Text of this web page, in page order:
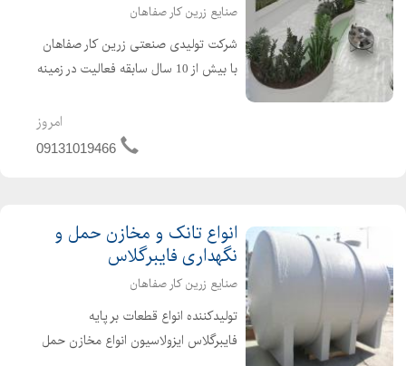
صنایع زرین کار صفاهان
شرکت تولیدی صنعتی زرین کار صفاهان
با بیش از 10 سال سابقه فعالیت در زمینه
صورت رسمی با شماره ثبت 24912 در
اصفهان به ثبت رسیده است و با بهره
امروز
09131019466
انواع تانک و مخازن حمل و
نگهداری فایبرگلاس
صنایع زرین کار صفاهان
تولیدکننده انواع قطعات بر پایه
فایبرگلاس ایزولاسیون انواع مخازن حمل